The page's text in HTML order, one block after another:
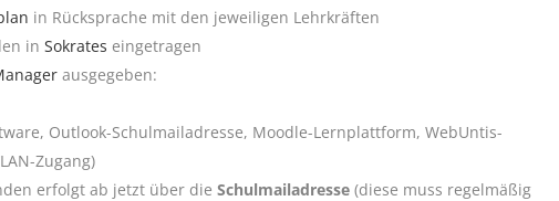
in Rücksprache mit den jeweiligen Lehrkräften
in Sokrates eingetragen
ausgegeben:
Outlook-Schulmailadresse, Moodle-Lernplattform, WebUntis-
Zugang)
erfolgt ab jetzt über die Schulmailadresse (diese muss regelmäßig